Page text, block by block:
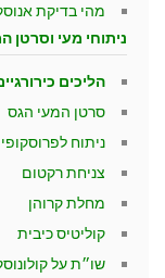
מהי בדיקת
ניתוחי מעי וסרטן
הליכים
סרטן המעי הגס
ניתוח
צניחת רקטום
מחלת קרוהן
קוליטיס כיבית
שו״ת על